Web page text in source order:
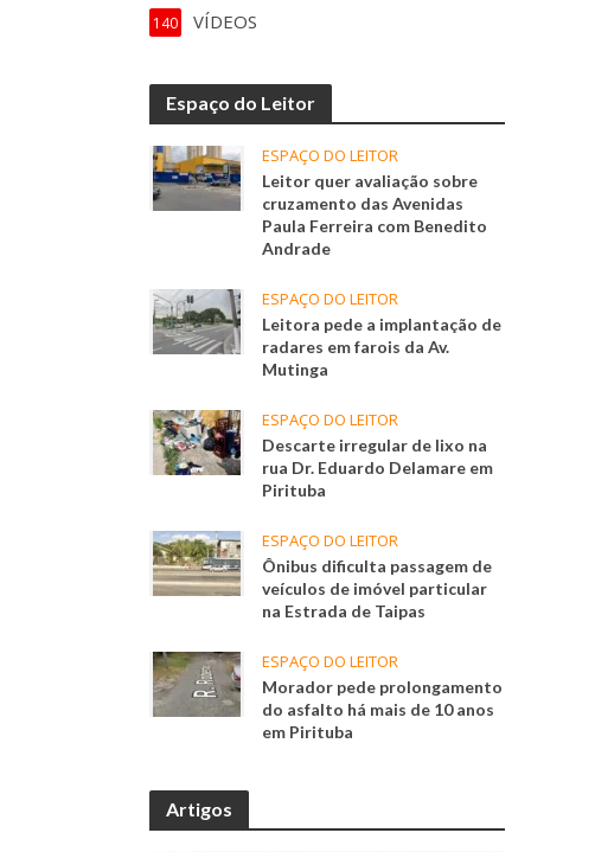
VÍDEOS
140
Espaço do Leitor
ESPAÇO DO LEITOR
Leitor quer avaliação sobre
cruzamento das Avenidas
Paula Ferreira com Benedito
Andrade
ESPAÇO DO LEITOR
Leitora pede a implantação de
radares em farois da Av.
Mutinga
ESPAÇO DO LEITOR
Descarte irregular de lixo na
rua Dr. Eduardo Delamare em
Pirituba
ESPAÇO DO LEITOR
Ônibus dificulta passagem de
veículos de imóvel particular
na Estrada de Taipas
ESPAÇO DO LEITOR
Morador pede prolongamento
do asfalto há mais de 10 anos
em Pirituba
Artigos